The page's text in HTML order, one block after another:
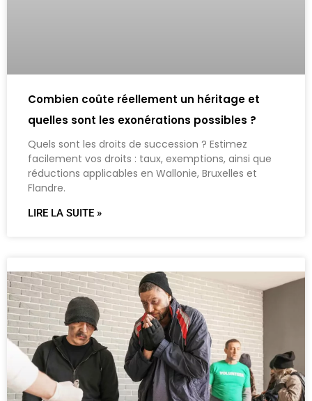
Combien coûte réellement un héritage et
quelles sont les exonérations possibles ?
Quels sont les droits de succession ? Estimez
facilement vos droits : taux, exemptions, ainsi que
réductions applicables en Wallonie, Bruxelles et
Flandre.
LIRE LA SUITE »